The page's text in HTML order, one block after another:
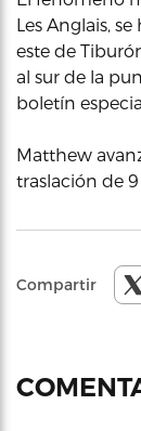
Les Anglais,
este de
al sur de la
boletín
Matthew
traslación de
Compartir